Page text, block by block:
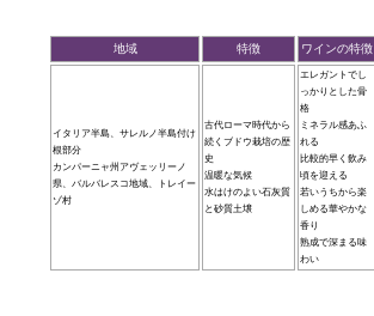
地域 特徴 ワインの特徴
イタリア半島、サレルノ半島付け
根部分
カンパーニャ州アヴェッリーノ
県、バルバレスコ地域、トレイー
ゾ村
古代ローマ時代から
続くブドウ栽培の歴
史
温暖な気候
水はけのよい石灰質
と砂質土壌
エレガントでし
っかりとした骨
格
ミネラル感あふ
れる
比較的早く飲み
頃を迎える
若いうちから楽
しめる華やかな
香り
熟成で深まる味
わい